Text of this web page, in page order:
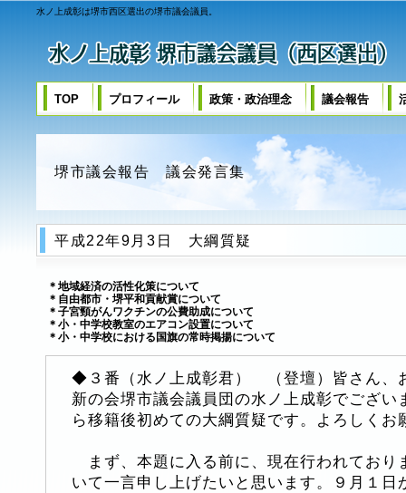
水ノ上成彰は堺市西区選出の堺市議会議員。
堺市議会報告 議会発言集
平成22年9月3日 大綱質疑
＊地域経済の活性化策について
＊自由都市・堺平和貢献賞について
＊子宮頸がんワクチンの公費助成について
＊小・中学校教室のエアコン設置について
＊小・中学校における国旗の常時掲揚について
◆３番（水ノ上成彰君） （登壇）皆さん、
新の会堺市議会議員団の水ノ上成彰でござい
ら移籍後初めての大綱質疑です。よろしくお
まず、本題に入る前に、現在行われており
いて一言申し上げたいと思います。９月１日
TOP プロフィール 政策・政治理念 議会報告